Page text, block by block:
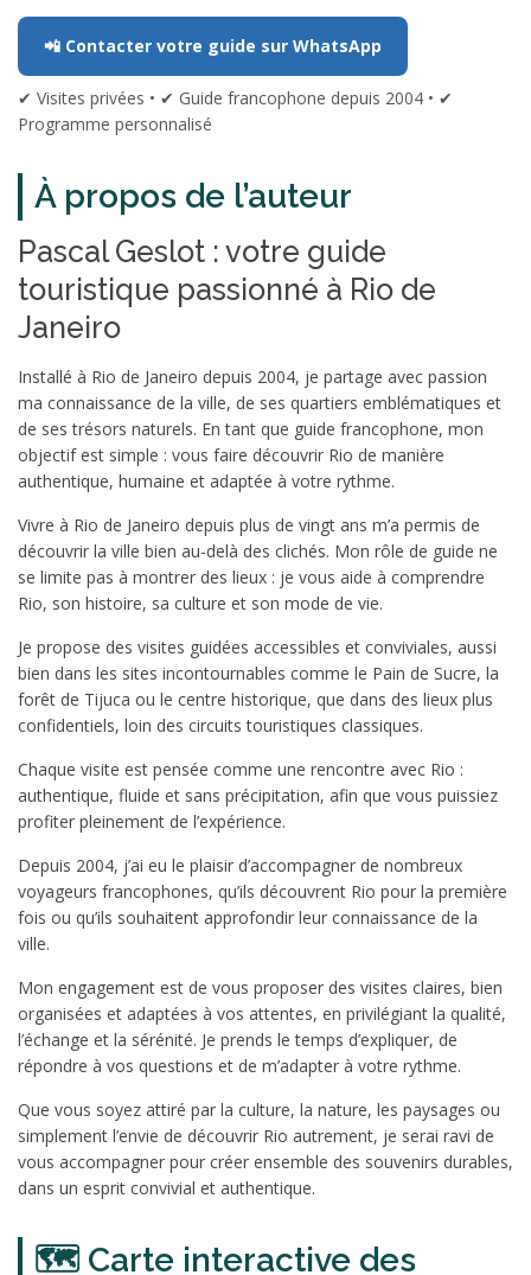
📲 Contacter votre guide sur WhatsApp
✔ Visites privées • ✔ Guide francophone depuis 2004 • ✔
Programme personnalisé
À propos de l’auteur
Pascal Geslot : votre guide
touristique passionné à Rio de
Janeiro
Installé à Rio de Janeiro depuis 2004, je partage avec passion
ma connaissance de la ville, de ses quartiers emblématiques et
de ses trésors naturels. En tant que guide francophone, mon
objectif est simple : vous faire découvrir Rio de manière
authentique, humaine et adaptée à votre rythme.
Vivre à Rio de Janeiro depuis plus de vingt ans m’a permis de
découvrir la ville bien au-delà des clichés. Mon rôle de guide ne
se limite pas à montrer des lieux : je vous aide à comprendre
Rio, son histoire, sa culture et son mode de vie.
Je propose des visites guidées accessibles et conviviales, aussi
bien dans les sites incontournables comme le Pain de Sucre, la
forêt de Tijuca ou le centre historique, que dans des lieux plus
confidentiels, loin des circuits touristiques classiques.
Chaque visite est pensée comme une rencontre avec Rio :
authentique, fluide et sans précipitation, afin que vous puissiez
profiter pleinement de l’expérience.
Depuis 2004, j’ai eu le plaisir d’accompagner de nombreux
voyageurs francophones, qu’ils découvrent Rio pour la première
fois ou qu’ils souhaitent approfondir leur connaissance de la
ville.
Mon engagement est de vous proposer des visites claires, bien
organisées et adaptées à vos attentes, en privilégiant la qualité,
l’échange et la sérénité. Je prends le temps d’expliquer, de
répondre à vos questions et de m’adapter à votre rythme.
Que vous soyez attiré par la culture, la nature, les paysages ou
simplement l’envie de découvrir Rio autrement, je serai ravi de
vous accompagner pour créer ensemble des souvenirs durables,
dans un esprit convivial et authentique.
🗺️ Carte interactive des